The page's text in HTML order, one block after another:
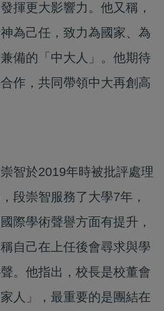
揮更大影響力。他又稱，
為己任，致力為國家、為
備的「中大人」。他期待
作，共同帶領中大再創高
智於2019年時被批評處理
段崇智服務了大學7年，
際學術聲譽方面有提升，
自己在上任後會尋求與學
。他指出，校長是校董會
人」，最重要的是團結在